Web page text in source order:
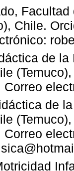
Chile.
de
Correo
de
Correo